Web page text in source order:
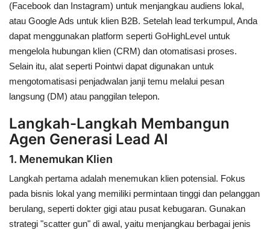
(Facebook dan Instagram) untuk menjangkau audiens lokal,
atau Google Ads untuk klien B2B. Setelah lead terkumpul, Anda
dapat menggunakan platform seperti GoHighLevel untuk
mengelola hubungan klien (CRM) dan otomatisasi proses.
Selain itu, alat seperti Pointwi dapat digunakan untuk
mengotomatisasi penjadwalan janji temu melalui pesan
langsung (DM) atau panggilan telepon.
Langkah-Langkah Membangun
Agen Generasi Lead AI
1. Menemukan Klien
Langkah pertama adalah menemukan klien potensial. Fokus
pada bisnis lokal yang memiliki permintaan tinggi dan pelanggan
berulang, seperti dokter gigi atau pusat kebugaran. Gunakan
strategi "scatter gun" di awal, yaitu menjangkau berbagai jenis